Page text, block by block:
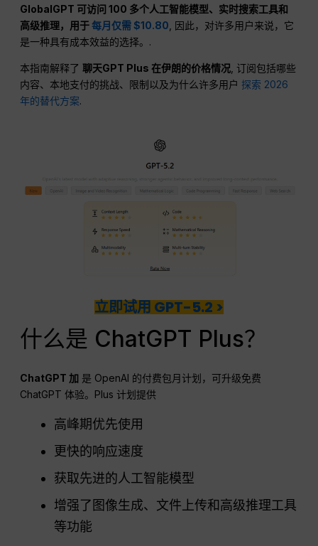
GlobalGPT 可访问 100 多个人工智能模型、实时搜索工具和
高级推理，用于每月仅需 $10.80 , 因此，对许多用户来说，它
是一种具有成本效益的选择。.
本指南解释了聊天GPT Plus 在伊朗的价格情况, 订阅包括哪些
内容、本地支付的挑战、限制以及为什么许多用户 探索 2026
年的替代方案.
立即试用 GPT-5.2 >
什么是 ChatGPT Plus？
ChatGPT 加 是 OpenAI 的付费包月计划，可升级免费
ChatGPT 体验。Plus 计划提供
高峰期优先使用
更快的响应速度
获取先进的人工智能模型
增强了图像生成、文件上传和高级推理工具
等功能